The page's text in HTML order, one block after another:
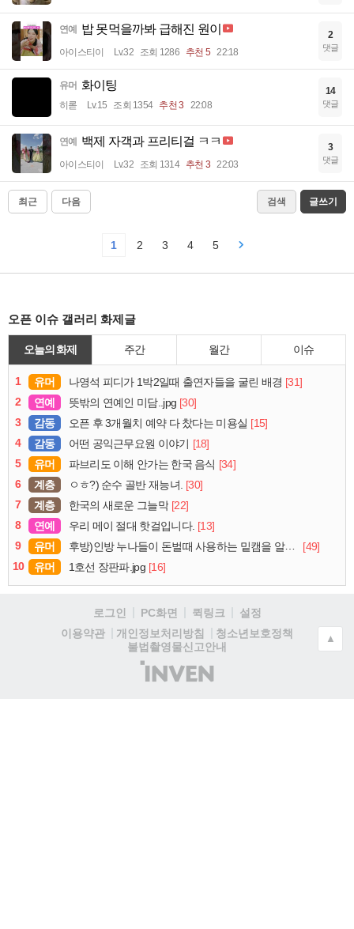
연예 밥 못먹을까봐 급해진 원이
아이스티이 Lv.32 조회 1286 추천 5 22:18
2
댓글
유머 화이팅
히롣 Lv.15 조회 1354 추천 3 22:08
14
댓글
연예 백제 자객과 프리티걸 ㅋㅋ
아이스티이 Lv.32 조회 1314 추천 3 22:03
3
댓글
최근 다음 검색 글쓰기
1 2 3 4 5
오픈 이슈 갤러리 화제글
오늘의 화제 주간 월간 이슈
1 유머 나영석 피디가 1박2일때 출연자들을 굴린 배경 [31]
2
연예 뜻밖의 연예인 미담..jpg [30]
3
감동 오픈 후 3개월치 예약 다 찼다는 미용실 [15]
4
감동 어떤 공익근무요원 이야기
[18]
5
유머 파브리도 이해 안가는 한국 음식 [34]
6
계층 ㅇㅎ?) 순수 골반 재능녀. [30]
7
계층 한국의 새로운 그늘막 [22]
8
연예 우리 메이 절대 핫걸입니다. [13]
9
유머 후방)인방 누나들이 돈벌때 사용하는 밑캠을 알아보자
[49]
10
유머 1호선 장판파.jpg [16]
로그인 PC화면 퀵링크
설정
이용약관
개인정보처리방침
청소년보호정책
불법촬영물신고안내
(주)
인
▲